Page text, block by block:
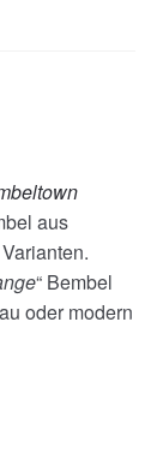
aus
“ Bembel
oder modern